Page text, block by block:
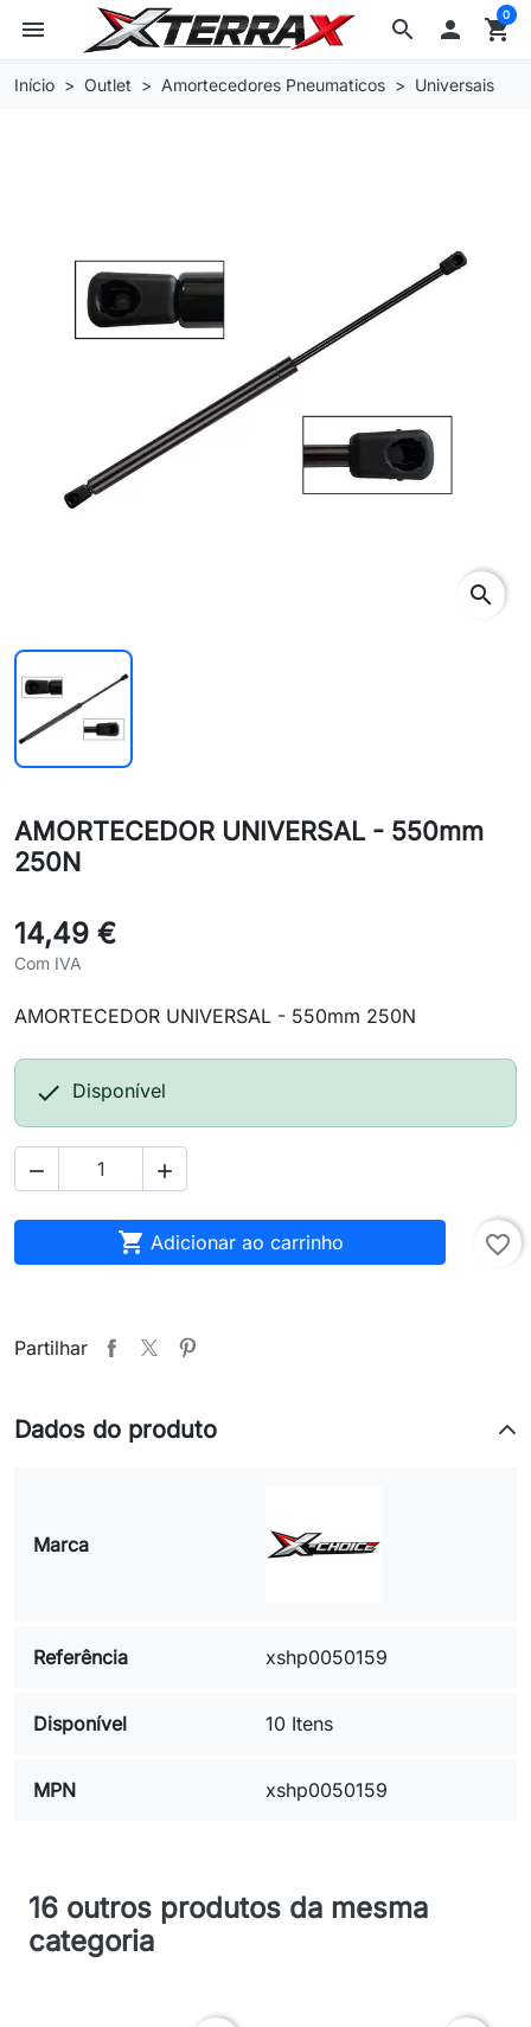
search
menu  shopping_cart
0
Início Outlet Amortecedores Pneumaticos Universais
search
AMORTECEDOR UNIVERSAL - 550mm
250N
14,49 €
Com IVA
AMORTECEDOR UNIVERSAL - 550mm 250N
 Disponível
 
 Adicionar ao carrinho favorite_border
Partilhar
Dados do produto
Marca
Referência xshp0050159
Disponível 10 Itens
MPN xshp0050159
16 outros produtos da mesma
categoria